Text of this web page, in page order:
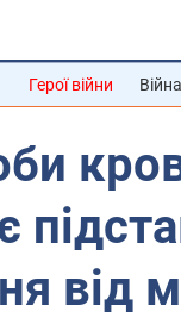
Герої війни
від